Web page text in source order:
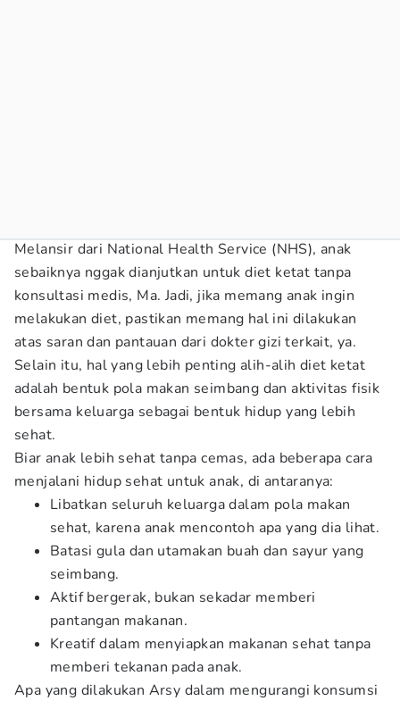
Melansir dari National Health Service (NHS), anak
sebaiknya nggak dianjutkan untuk diet ketat tanpa
konsultasi medis, Ma. Jadi, jika memang anak ingin
melakukan diet, pastikan memang hal ini dilakukan
atas saran dan pantauan dari dokter gizi terkait, ya.
Selain itu, hal yang lebih penting alih-alih diet ketat
adalah bentuk pola makan seimbang dan aktivitas fisik
bersama keluarga sebagai bentuk hidup yang lebih
sehat.
Biar anak lebih sehat tanpa cemas, ada beberapa cara
menjalani hidup sehat untuk anak, di antaranya:
Libatkan seluruh keluarga dalam pola makan
sehat, karena anak mencontoh apa yang dia lihat.
Batasi gula dan utamakan buah dan sayur yang
seimbang.
Aktif bergerak, bukan sekadar memberi
pantangan makanan.
Kreatif dalam menyiapkan makanan sehat tanpa
memberi tekanan pada anak.
Apa yang dilakukan Arsy dalam mengurangi konsumsi